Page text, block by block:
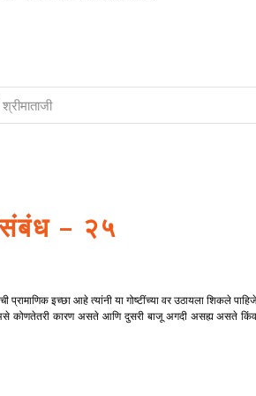
श्रीमाताजी
– २५
इच्छा आहे त्यांनी या गोष्टींच्या वर उठायला शिकले
कोणतेतरी कारण असते आणि दुसरी बाजू अगदी असह्य असते